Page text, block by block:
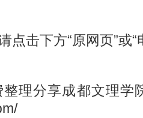
点击下方“原网页”或“
理分享成都文理学